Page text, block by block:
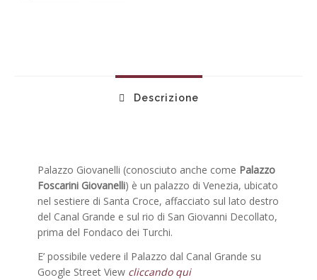
Descrizione
Palazzo Giovanelli (conosciuto anche come Palazzo
Foscarini Giovanelli) è un palazzo di Venezia, ubicato
nel sestiere di Santa Croce, affacciato sul lato destro
del Canal Grande e sul rio di San Giovanni Decollato,
prima del Fondaco dei Turchi.
E’ possibile vedere il Palazzo dal Canal Grande su
Google Street View cliccando qui